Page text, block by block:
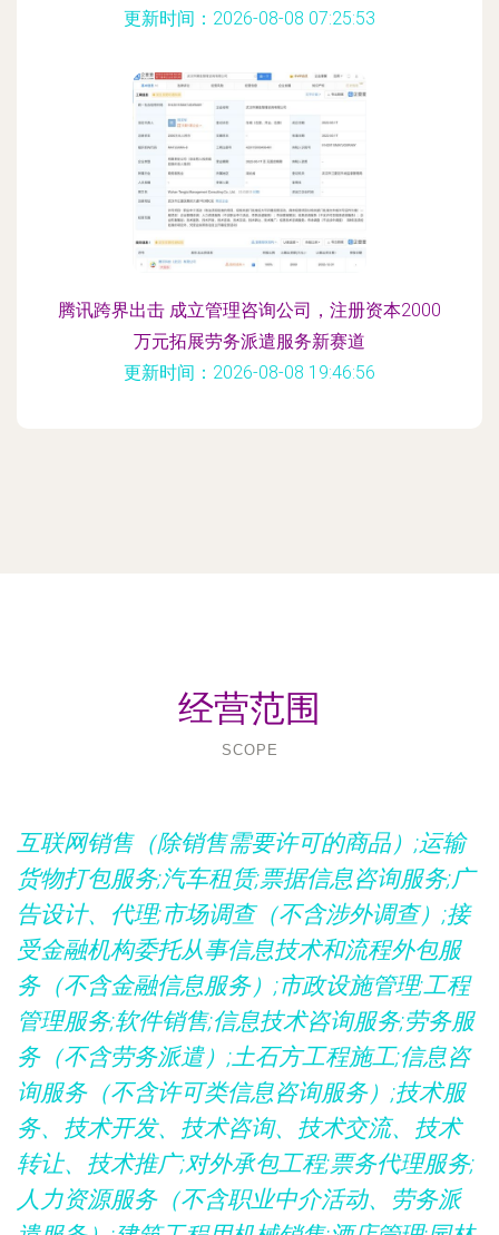
更新时间：2026-08-08 07:25:53
腾讯跨界出击 成立管理咨询公司，注册资本2000
万元拓展劳务派遣服务新赛道
更新时间：2026-08-08 19:46:56
经营范围
SCOPE
互联网销售（除销售需要许可的商品）;运输
货物打包服务;汽车租赁;票据信息咨询服务;广
告设计、代理;市场调查（不含涉外调查）;接
受金融机构委托从事信息技术和流程外包服
务（不含金融信息服务）;市政设施管理;工程
管理服务;软件销售;信息技术咨询服务;劳务服
务（不含劳务派遣）;土石方工程施工;信息咨
询服务（不含许可类信息咨询服务）;技术服
务、技术开发、技术咨询、技术交流、技术
转让、技术推广;对外承包工程;票务代理服务;
人力资源服务（不含职业中介活动、劳务派